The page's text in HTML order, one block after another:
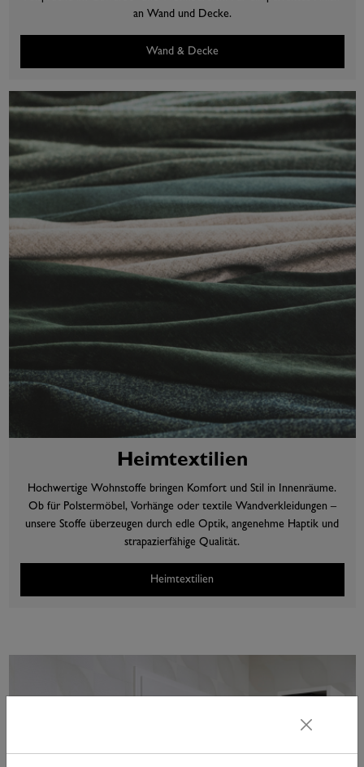
an Wand und Decke.
Wand & Decke
Heimtextilien
Hochwertige Wohnstoffe bringen Komfort und Stil in Innenräume.
Ob für Polstermöbel, Vorhänge oder textile Wandverkleidungen –
unsere Stoffe überzeugen durch edle Optik, angenehme Haptik und
strapazierfähige Qualität.
Heimtextilien